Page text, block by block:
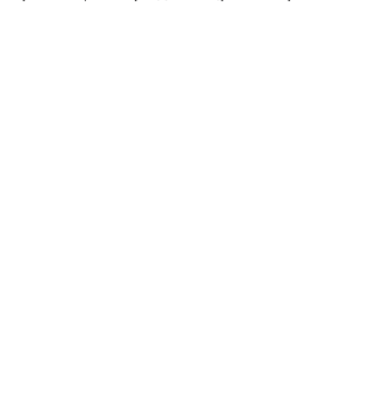
Lorsqu’un salarié reçoit un cadeau